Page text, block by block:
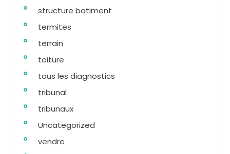
structure batiment
termites
terrain
toiture
tous les diagnostics
tribunal
tribunaux
Uncategorized
vendre